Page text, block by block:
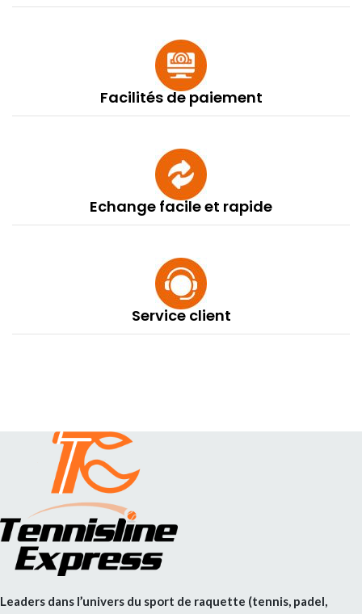
Facilités de paiement
Echange facile et rapide
Service client
Leaders dans l’univers du sport de raquette (tennis, padel,